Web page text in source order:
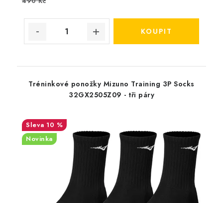
Tréninkové ponožky Mizuno Training 3P Socks
32GX2505Z09 - tři páry
10 %
Novinka